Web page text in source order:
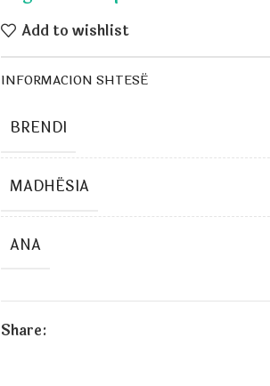
Add to wishlist
INFORMACION SHTESË
BRENDI
MADHËSIA
ANA
Share: